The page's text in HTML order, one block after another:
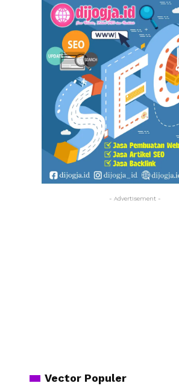
- Advertisement -
Vector Populer